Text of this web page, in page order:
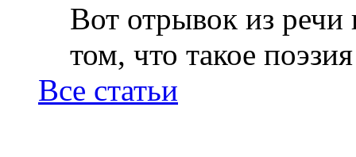
Вот отрывок из
том, что такое
Все статьи